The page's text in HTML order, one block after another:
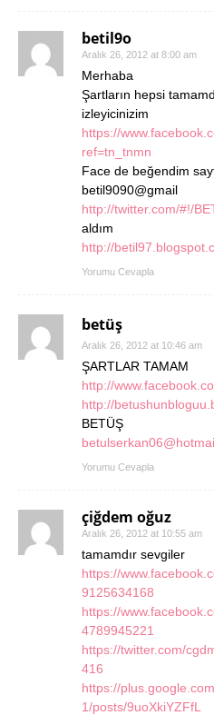
betil9o
Aralık 26, 2012 at 8:00 am
Merhaba
Şartların hepsi
izleyicinizim
https://
ref=tn_tnmn
Face de beğendim
betil9090@gmail
http://twitter.com/#!/
aldım
http://
Yorumu Cevapla
betüş
Aralık 26, 2012 at 10:46 am
ŞARTLAR TAMAM
http://
http://
BETÜŞ
Yorumu Cevapla
çiğdem oğuz
Aralık 26, 2012 at 10:55 am
tamamdır sevgiler
https://
9125634168
https://
4789945221
https://twitter.com/
416
https://
1/posts/9uoXkiYZFfL